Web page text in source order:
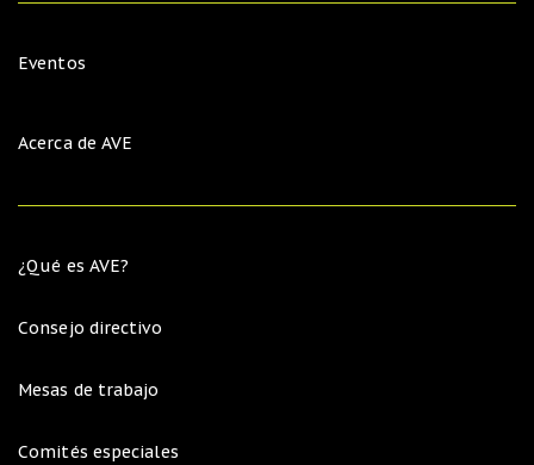
Eventos
Acerca de AVE
¿Qué es AVE?
Consejo directivo
Mesas de trabajo
Comités especiales